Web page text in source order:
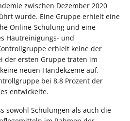
zwischen Dezember 2020
wurde. Eine Gruppe erhielt eine
Online-Schulung und eine
Hautreinigungs- und
erhielt keine der
der ersten Gruppe traten im
neuen Handekzeme auf,
bei 8,8 Prozent der
entwickelte.
sowohl Schulungen als auch die